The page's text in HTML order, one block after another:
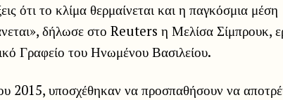
ότι το κλίμα θερμαίνεται και η παγκόσμια μέση
δήλωσε στο Reuters η Μελίσα Σίμπρουκ,
Γραφείο του Ηνωμένου Βασιλείου.
2015, υποσχέθηκαν να προσπαθήσουν να